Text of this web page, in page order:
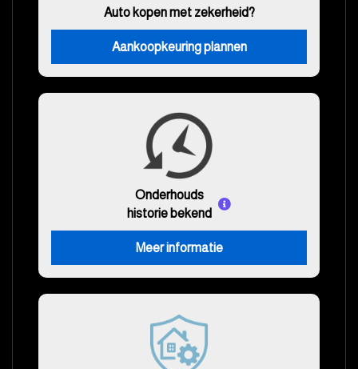
Auto kopen met zekerheid?
Aankoopkeuring plannen
Onderhouds
historie bekend
Meer informatie